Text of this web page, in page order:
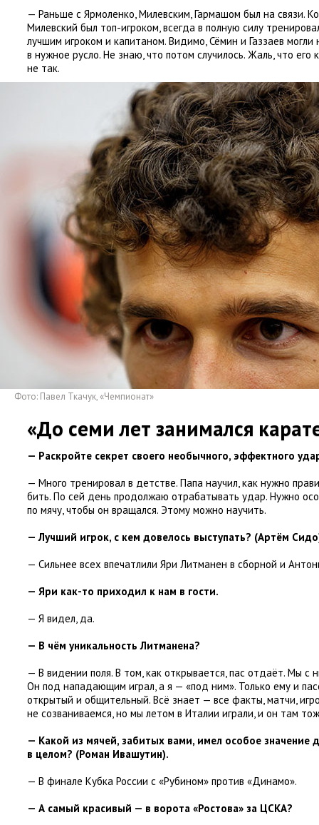
— Раньше с Ярмоленко, Милевским, Гармашом был на связи.
Милевский был топ-игроком, всегда в полную силу
лучшим игроком и капитаном. Видимо, Сёмин и Газзаев
в нужное русло. Не знаю, что потом случилось. Жаль, что его
не так.
Фото: Павел Ткачук,«Чемпионат»
«До семи лет занимался
— Раскройте секрет своего необычного, эффектного
— Много тренировал в детстве. Папа научил, как нужно
бить. По сей день продолжаю отрабатывать удар. Нужно
по мячу, чтобы он вращался. Этому можно научить.
— Лучший игрок, с кем довелось выступать? (Артём
— Сильнее всех впечатлили Яри Литманен в сборной и
— Яри как-то приходил к нам в гости.
— Я видел, да.
— В чём уникальность Литманена?
— В видении поля. В том, как открывается, пас отдаёт. Мы с
Он под нападающим играл, а я — «под ним». Только ему и
открытый и общительный. Всё знает — все факты, матчи,
не созваниваемся, но мы летом в Италии играли, и он там
— Какой из мячей, забитых вами, имел особое значение
в целом? (Роман Ивашутин).
— В финале Кубка России с «Рубином» против «Динамо».
— А самый красивый — в ворота «Ростова» за ЦСКА?